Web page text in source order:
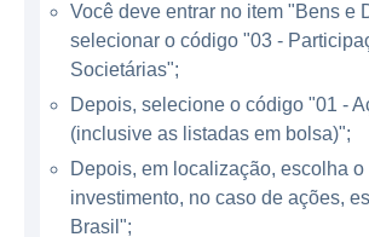
cada vez mais preocupado com
ambientais e de
ATUAÇÃO DA DEXXOS
A Dexxos opera em um
constante crescimento e
Você deve entrar no item "Bens e
selecionar o código "03 -
Societárias";
Depois, selecione o código "01 -
(inclusive as listadas em bolsa)";
Depois, em localização, escolha o
investimento, no caso de ações,
Brasil";